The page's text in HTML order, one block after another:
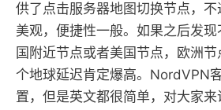
供了点击服务器地图切换节点，
美观，便捷性一般。如果之后发
国附近节点或者美国节点，欧洲
个地球延迟肯定爆高。NordVPN
置，但是英文都很简单，对大家